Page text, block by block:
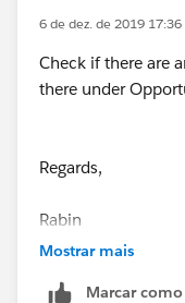
6 de dez. de 2019 17:36
Check if there are
there under
Regards,
Rabin
Mostrar mais
Marcar